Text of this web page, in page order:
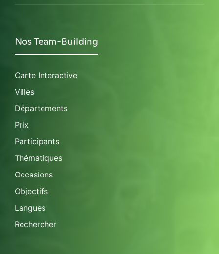
Nos Team-Building
Carte Interactive
Villes
Départements
Prix
Participants
Thématiques
Occasions
Objectifs
Langues
Rechercher